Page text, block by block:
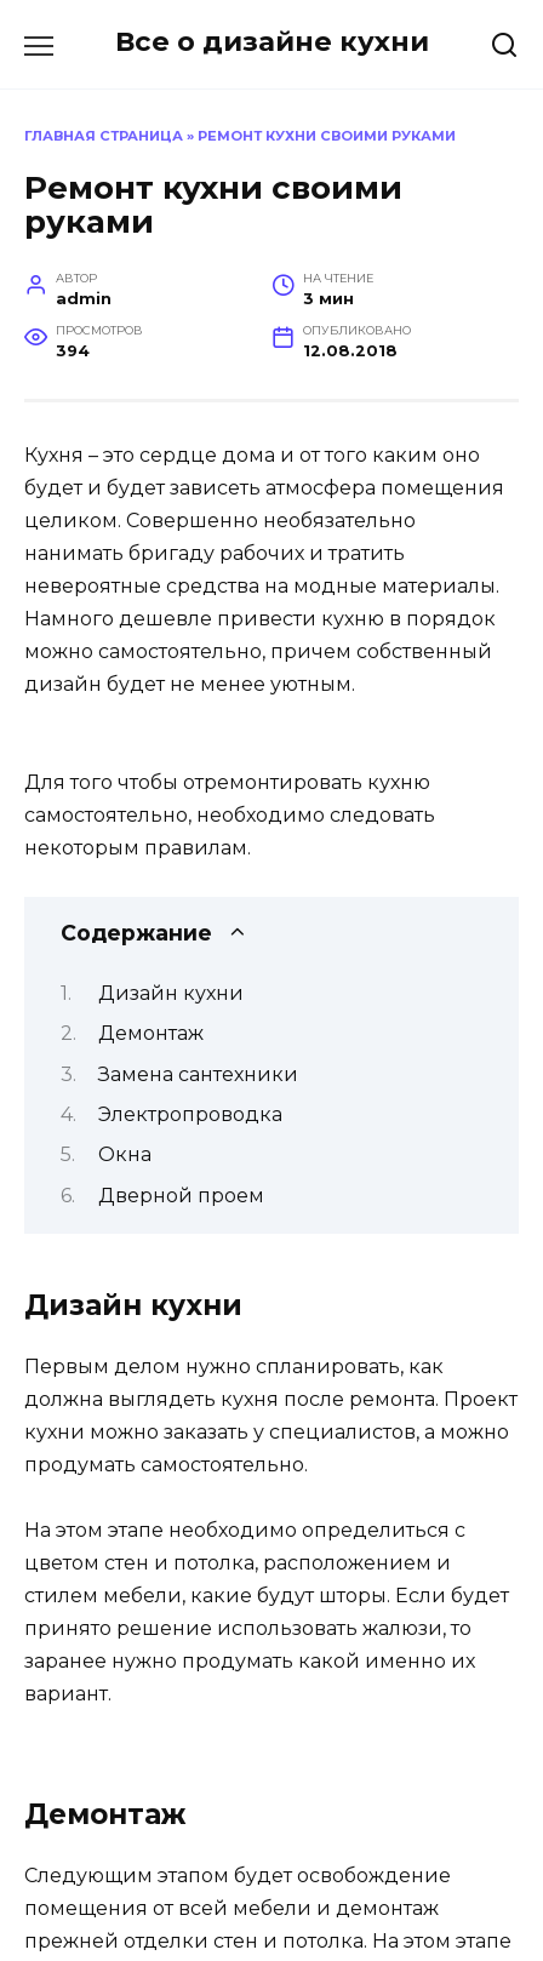
Все о дизайне кухни
ГЛАВНАЯ СТРАНИЦА » РЕМОНТ КУХНИ СВОИМИ РУКАМИ
Ремонт кухни своими
руками
АВТОР
admin
НА ЧТЕНИЕ
3 мин
ПРОСМОТРОВ
394
ОПУБЛИКОВАНО
12.08.2018
Кухня – это сердце дома и от того каким оно
будет и будет зависеть атмосфера помещения
целиком. Совершенно необязательно
нанимать бригаду рабочих и тратить
невероятные средства на модные материалы.
Намного дешевле привести кухню в порядок
можно самостоятельно, причем собственный
дизайн будет не менее уютным.
Для того чтобы отремонтировать кухню
самостоятельно, необходимо следовать
некоторым правилам.
Содержание
Дизайн кухни
Демонтаж
Замена сантехники
Электропроводка
Окна
Дверной проем
Дизайн кухни
Первым делом нужно спланировать, как
должна выглядеть кухня после ремонта. Проект
кухни можно заказать у специалистов, а можно
продумать самостоятельно.
На этом этапе необходимо определиться с
цветом стен и потолка, расположением и
стилем мебели, какие будут шторы. Если будет
принято решение использовать жалюзи, то
заранее нужно продумать какой именно их
вариант.
Демонтаж
Следующим этапом будет освобождение
помещения от всей мебели и демонтаж
прежней отделки стен и потолка. На этом этапе